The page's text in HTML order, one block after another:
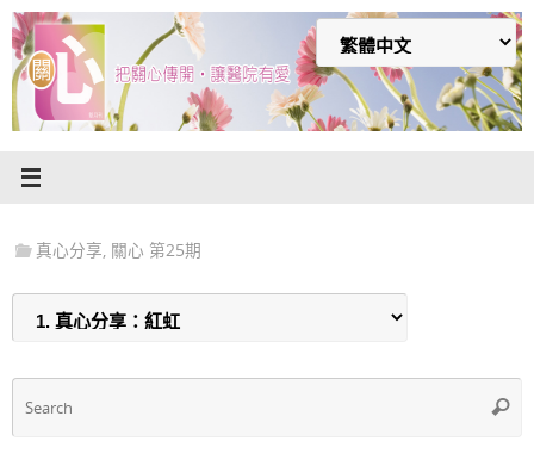
Skip
to
content
真心分享, 關心 第25期